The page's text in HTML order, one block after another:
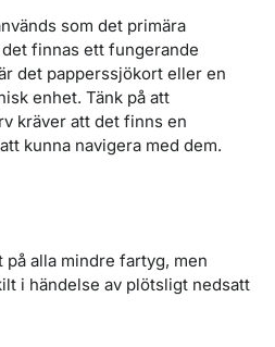
som det primära
finnas ett fungerande
det papperssjökort eller en
enhet. Tänk på att
kräver att det finns en
kunna navigera med dem.
alla mindre fartyg, men
i händelse av plötsligt nedsatt